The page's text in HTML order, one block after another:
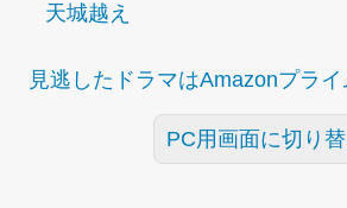
天城越え
見逃したドラマはAmazonプライ
PC用画面に切り替